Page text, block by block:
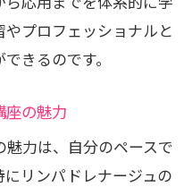
た学習法
に対応
制の充実
プロフェッショナルと
きるのです。
座の魅力
力は、自分のペースで
リンパドレナージュの